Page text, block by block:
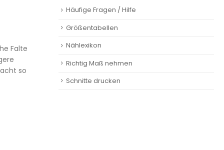
Falte
so
Häufige Fragen / Hilfe
Größentabellen
Nählexikon
Richtig Maß nehmen
Schnitte drucken